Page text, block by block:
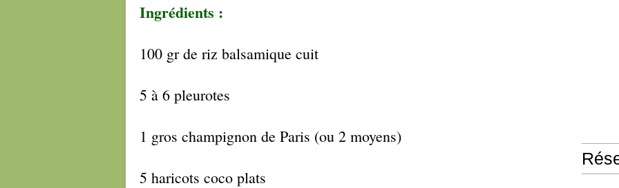
Ingrédients :
100 gr de riz balsamique cuit
5 à 6 pleurotes
1 gros champignon de Paris (ou 2 moyens)
5 haricots coco plats